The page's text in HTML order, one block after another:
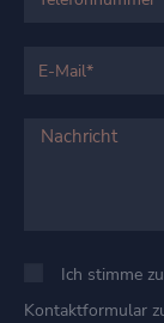
Ich stimme
Kontaktformular